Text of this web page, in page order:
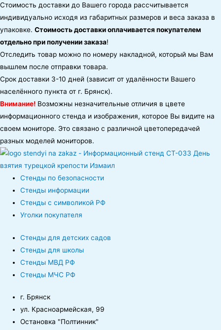
Стоимость доставки до Вашего города рассчитывается
индивидуально исходя из габаритных размеров и веса заказа в
упаковке. Стоимость доставки оплачивается покупателем
отдельно при получении заказа!
Отследить товар можно по номеру накладной, который мы Вам
вышлем после отправки товара.
Срок доставки 3-10 дней (зависит от удалённости Вашего
населённого пункта от г. Брянск).
Внимание! Возможны незначительные отличия в цвете
информационного стенда и изображения, которое Вы видите на
своем мониторе. Это связано с различной цветопередачей
разных моделей мониторов.
Стенды по безопасности
Стенды информации
Стенды с символикой РФ
Уголки покупателя
Стенды для детских садов
Стенды для школы
Стенды МВД РФ
Стенды МЧС РФ
г. Брянск
ул. Красноармейская, 99
Остановка "Полтинник"